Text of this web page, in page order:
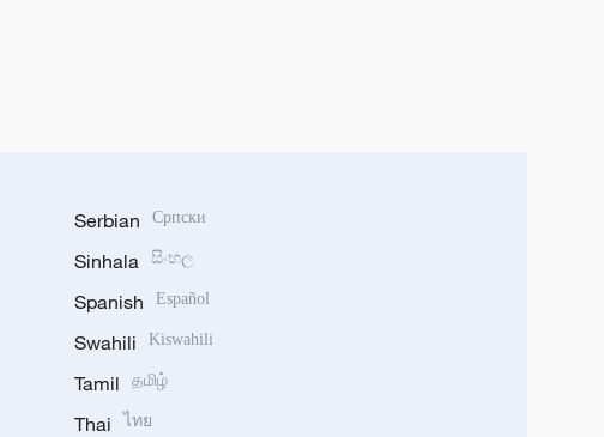
Serbian Српски
Sinhala සිංහල
Spanish Español
Swahili Kiswahili
Tamil தமிழ்
Thai ไทย